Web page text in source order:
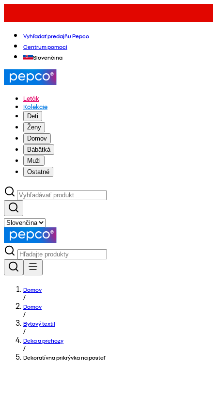
Vyhľadať predajňu Pepco
Centrum pomoci
Slovenčina
Leták
Kolekcie
Deti
Ženy
Domov
Bábätká
Muži
Ostatné
Domov
/
Domov
/
Bytový textil
/
Deka a prehozy
/
Dekoratívna prikrývka na posteľ